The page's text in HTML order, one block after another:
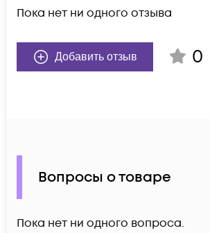
Пока нет ни одного отзыва
Добавить отзыв 0
Вопросы о товаре
Пока нет ни одного вопроса.